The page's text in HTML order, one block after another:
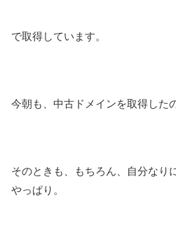
で取得しています。
今朝も、中古ドメインを取得した
そのときも、もちろん、自分なり
やっぱり。